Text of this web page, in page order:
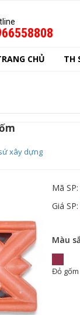
CHỦ TH
xây dựng
Mã SP:
Giá SP:
Màu
Đỏ gốm